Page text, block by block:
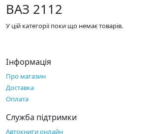
ВАЗ 2112
У цій категорії поки що немає товарів.
Інформація
Про магазин
Доставка
Оплата
Служба підтримки
Автокниги онлайн